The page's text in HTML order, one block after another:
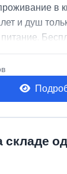
в
и душ
складе